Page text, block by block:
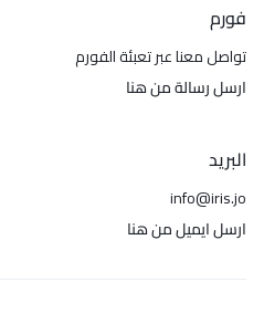
فورم
تواصل معنا عبر تعبئة الفورم
ارسل رسالة من هنا
البريد
info@iris.jo
ارسل ايميل من هنا